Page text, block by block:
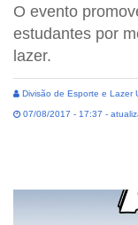
O evento
estudantes por
lazer.
Divisão de Esporte e Lazer
07/08/2017 - 17:37 -